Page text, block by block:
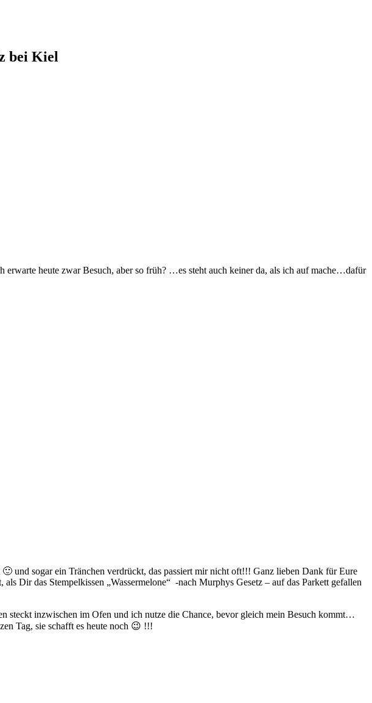
bei Kiel
heute zwar Besuch, aber so früh? …es steht auch keiner da, als ich auf mache…dafür
und sogar ein Tränchen verdrückt, das passiert mir nicht oft!!! Ganz lieben Dank für Eure
Dir das Stempelkissen „Wassermelone“ -nach Murphys Gesetz – auf das Parkett gefallen
inzwischen im Ofen und ich nutze die Chance, bevor gleich mein Besuch kommt…
Tag, sie schafft es heute noch 😉 !!!